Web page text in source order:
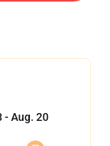
- Aug. 20